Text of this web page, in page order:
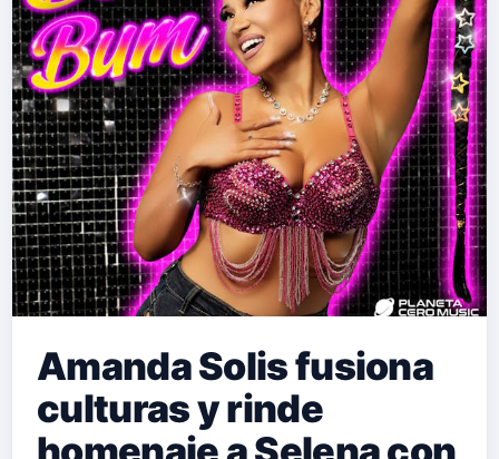
Amanda Solis fusiona
culturas y rinde